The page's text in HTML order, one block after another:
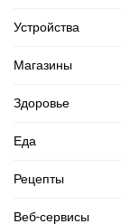
Устройства
Магазины
Здоровье
Еда
Рецепты
Веб-сервисы